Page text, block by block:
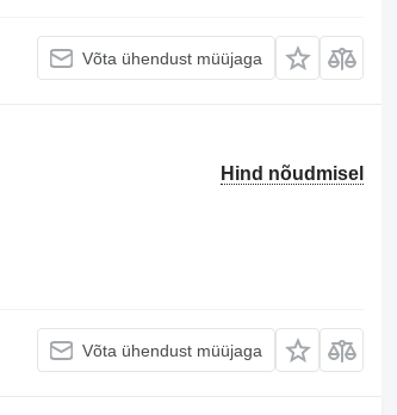
Võta ühendust müüjaga
Hind nõudmisel
Võta ühendust müüjaga